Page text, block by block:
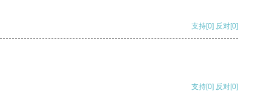
支持[0] 反对[0]
支持[0] 反对[0]